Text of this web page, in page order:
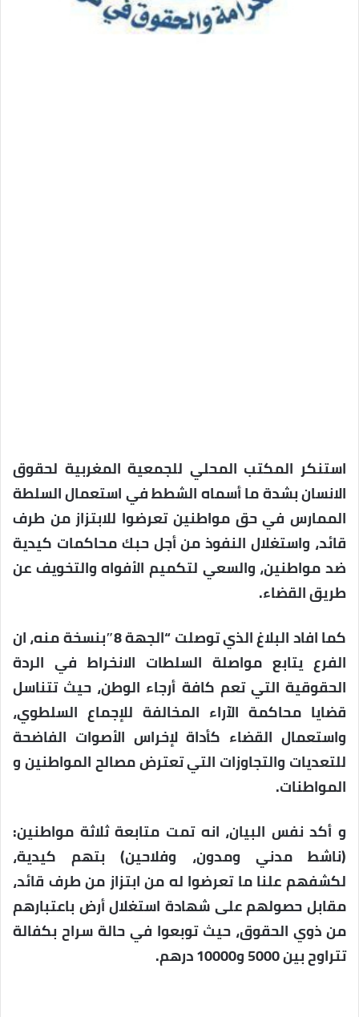
استنكر المكتب المحلي للجمعية المغربية لحقوق
الانسان بشدة ما أسماه الشطط في استعمال السلطة
الممارس في حق مواطنين تعرضوا للابتزاز من طرف
قائد، واستغلال النفوذ من أجل حبك محاكمات كيدية
ضد مواطنين، والسعي لتكميم الأفواه والتخويف عن
طريق القضاء.
كما افاد البلاغ الذي توصلت “الجهة 8″بنسخة منه، ان
الفرع يتابع مواصلة السلطات الانخراط في الردة
الحقوقية التي تعم كافة أرجاء الوطن، حيث تتناسل
قضايا محاكمة الآراء المخالفة للإجماع السلطوي،
واستعمال القضاء كأداة لإخراس الأصوات الفاضحة
للتعديات والتجاوزات التي تعترض مصالح المواطنين و
المواطنات.
و أكد نفس البيان، انه تمت متابعة ثلاثة مواطنين:
(ناشط مدني ومدون، وفلاحين) بتهم كيدية،
لكشفهم علنا ما تعرضوا له من ابتزاز من طرف قائد،
مقابل حصولهم على شهادة استغلال أرض باعتبارهم
من ذوي الحقوق، حيث توبعوا في حالة سراح بكفالة
تتراوح بين 5000 و10000 درهم.